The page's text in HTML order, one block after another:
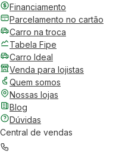
Financiamento
Parcelamento no cartão
Carro na troca
Tabela Fipe
Carro Ideal
Venda para lojistas
Quem somos
Nossas lojas
Blog
Dúvidas
Central de vendas